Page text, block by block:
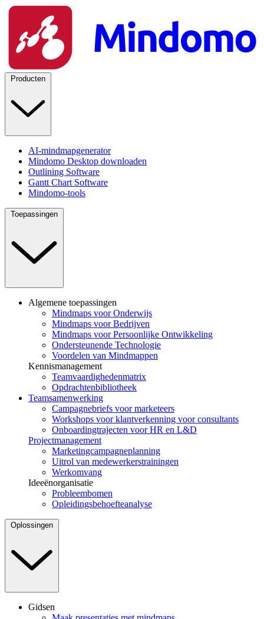
Producten
AI-mindmapgenerator
Mindomo Desktop downloaden
Outlining Software
Gantt Chart Software
Mindomo-tools
Toepassingen
Algemene toepassingen
Mindmaps voor Onderwijs
Mindmaps voor Bedrijven
Mindmaps voor Persoonlijke Ontwikkeling
Ondersteunende Technologie
Voordelen van Mindmappen
Kennismanagement
Teamvaardighedenmatrix
Opdrachtenbibliotheek
Teamsamenwerking
Campagnebriefs voor marketeers
Workshops voor klantverkenning voor consultants
Onboardingtrajecten voor HR en L&D
Projectmanagement
Marketingcampagneplanning
Uitrol van medewerkerstrainingen
Werkomvang
Ideeënorganisatie
Probleembomen
Opleidingsbehoefteanalyse
Oplossingen
Gidsen